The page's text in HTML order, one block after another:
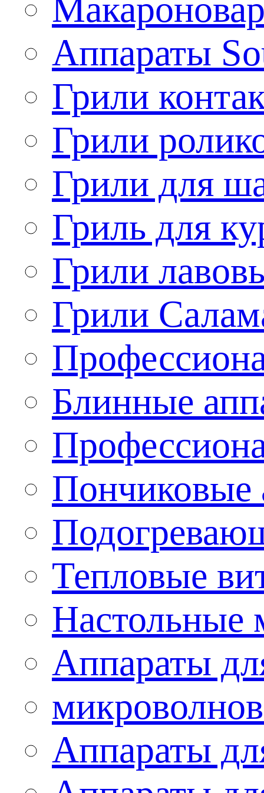
Аппараты
Грили
Грили
Грили для
Гриль для
Грили
Грили
Блинные
Пончиковые
Тепловые
Настольные
Аппараты
Аппараты